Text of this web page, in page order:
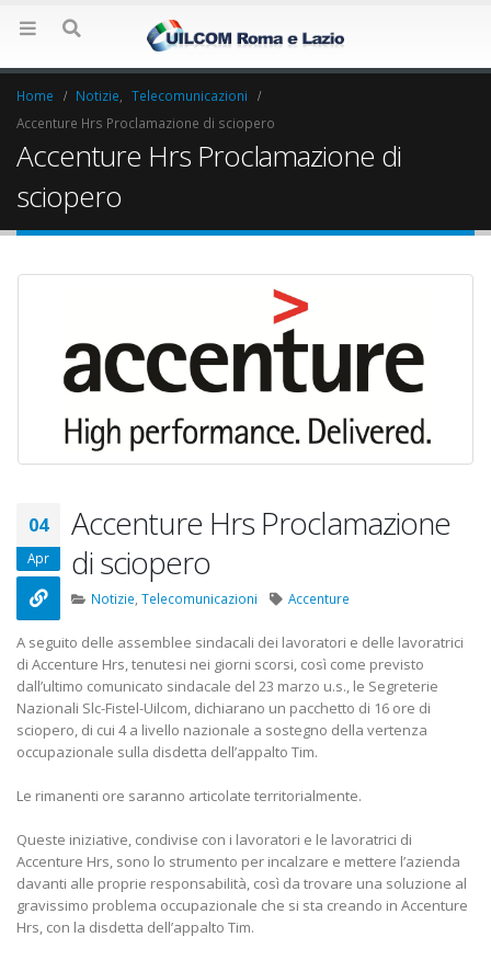
Home Notizie, Telecomunicazioni
Accenture Hrs Proclamazione di sciopero
Accenture Hrs Proclamazione di
sciopero
04
Apr
Accenture Hrs Proclamazione
di sciopero
Notizie Telecomunicazioni Accenture
A seguito delle assemblee sindacali dei lavoratori e delle lavoratrici
di Accenture Hrs, tenutesi nei giorni scorsi, così come previsto
dall’ultimo comunicato sindacale del 23 marzo u.s., le Segreterie
Nazionali Slc-Fistel-Uilcom, dichiarano un pacchetto di 16 ore di
sciopero, di cui 4 a livello nazionale a sostegno della vertenza
occupazionale sulla disdetta dell’appalto Tim.
Le rimanenti ore saranno articolate territorialmente.
Queste iniziative, condivise con i lavoratori e le lavoratrici di
Accenture Hrs, sono lo strumento per incalzare e mettere l’azienda
davanti alle proprie responsabilità, così da trovare una soluzione al
gravissimo problema occupazionale che si sta creando in Accenture
Hrs, con la disdetta dell’appalto Tim.
Elezioni RSU Industria
Elezioni RSU TIM Servizi
Digitali
13 Ottobre 2022
Telecom: sciopero contro
lo scorporo della rete
21 Giugno 2022
Convenzione
Centro Estetico
20 Gennaio 2022